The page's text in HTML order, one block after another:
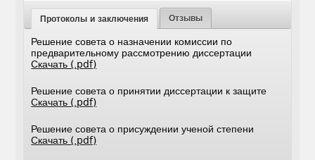
Протоколы и заключения Отзывы
Решение совета о назначении комиссии по
предварительному рассмотрению диссертации
Скачать (.pdf)
Решение совета о принятии диссертации к защите
Скачать (.pdf)
Решение совета о присуждении ученой степени
Скачать (.pdf)